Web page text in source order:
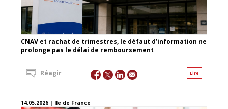
CNAV et rachat de trimestres, le défaut d’information ne
prolonge pas le délai de remboursement
Lire
Réagir
14.05.2026 | Ile de France